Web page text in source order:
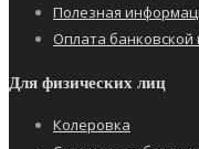
Полезная
Оплата банковской
Для физических лиц
Колеровка